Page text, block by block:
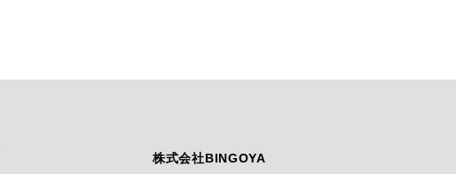
株式会社BINGOYA